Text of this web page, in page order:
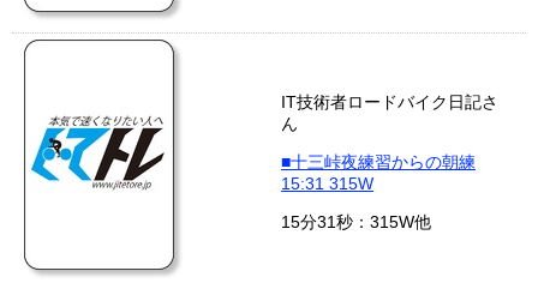
IT技術者ロードバイク日記さ
ん
■十三峠夜練習からの朝練
15:31 315W
15分31秒：315W他